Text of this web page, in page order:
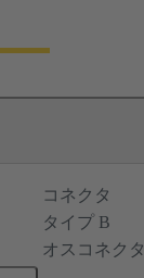
コネクタ
タイプ B
オスコネクタ